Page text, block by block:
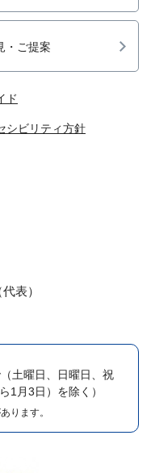
・ご提案
ド
シビリティ方針
表）
（土曜日、日曜日、祝
1月3日）を除く）
ります。